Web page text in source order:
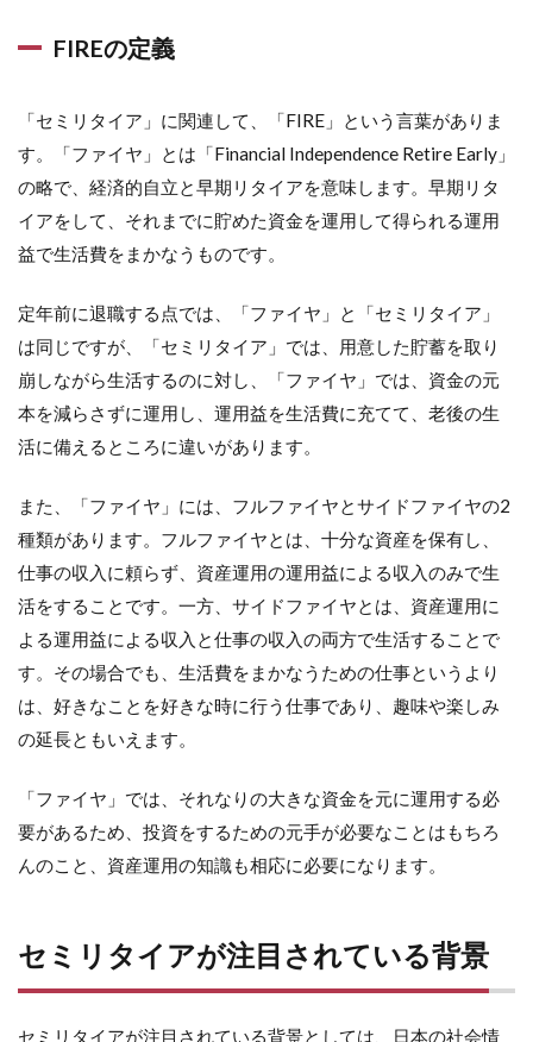
FIREの定義
「セミリタイア」に関連して、「FIRE」という言葉がありま
す。「ファイヤ」とは「Financial Independence Retire Early」
の略で、経済的自立と早期リタイアを意味します。早期リタ
イアをして、それまでに貯めた資金を運用して得られる運用
益で生活費をまかなうものです。
定年前に退職する点では、「ファイヤ」と「セミリタイア」
は同じですが、「セミリタイア」では、用意した貯蓄を取り
崩しながら生活するのに対し、「ファイヤ」では、資金の元
本を減らさずに運用し、運用益を生活費に充てて、老後の生
活に備えるところに違いがあります。
また、「ファイヤ」には、フルファイヤとサイドファイヤの2
種類があります。フルファイヤとは、十分な資産を保有し、
仕事の収入に頼らず、資産運用の運用益による収入のみで生
活をすることです。一方、サイドファイヤとは、資産運用に
よる運用益による収入と仕事の収入の両方で生活することで
す。その場合でも、生活費をまかなうための仕事というより
は、好きなことを好きな時に行う仕事であり、趣味や楽しみ
の延長ともいえます。
「ファイヤ」では、それなりの大きな資金を元に運用する必
要があるため、投資をするための元手が必要なことはもちろ
んのこと、資産運用の知識も相応に必要になります。
セミリタイアが注目されている背景
セミリタイアが注目されている背景としては、日本の社会情